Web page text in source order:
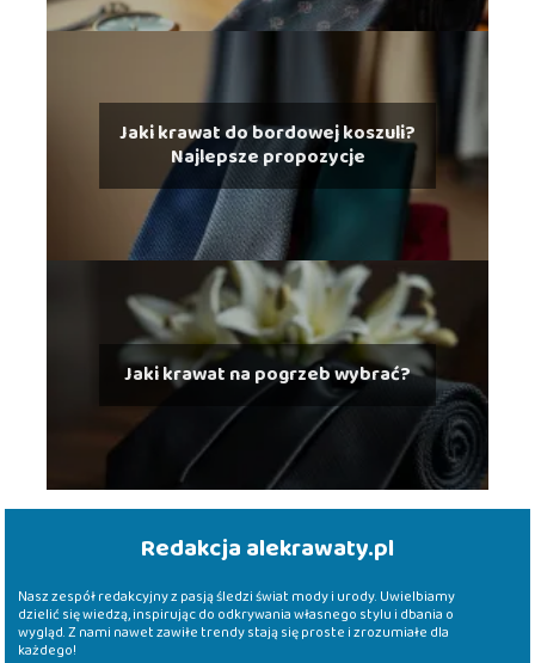
Jaki krawat do bordowej koszuli?
Najlepsze propozycje
Jaki krawat na pogrzeb wybrać?
Redakcja alekrawaty.pl
Nasz zespół redakcyjny z pasją śledzi świat mody i urody. Uwielbiamy
dzielić się wiedzą, inspirując do odkrywania własnego stylu i dbania o
wygląd. Z nami nawet zawiłe trendy stają się proste i zrozumiałe dla
każdego!